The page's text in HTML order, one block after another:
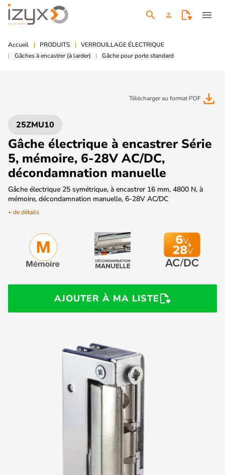
search person menu
Accueil PRODUITS
VERROUILLAGE ÉLECTRIQUE
Gâches à encastrer (à larder)
Gâche pour porte standard
Télécharger au format PDF file_download
25ZMU10
Gâche électrique à encastrer Série
5, mémoire, 6-28V AC/DC,
décondamnation manuelle
Gâche électrique 25 symétrique, à encastrer 16 mm, 4800 N, à
mémoire, décondamnation manuelle, 6-28V AC/DC
+ de détails
AJOUTER À MA LISTE